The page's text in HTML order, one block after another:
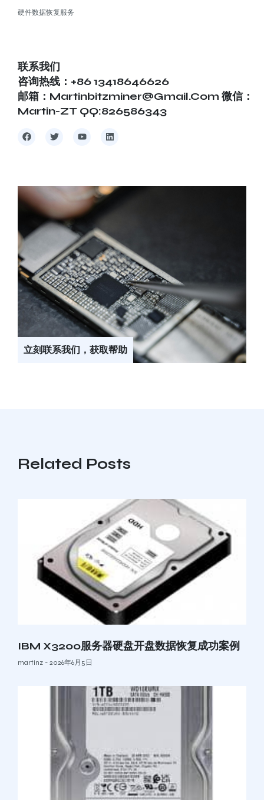
硬件数据恢复服务
联系我们
咨询热线：+86 13418646626
邮箱：martinbitzminer@gmail.com 微信：
Martin-ZT QQ:826586343
立刻联系我们，获取帮助
Related Posts
IBM X3200服务器硬盘开盘数据恢复成功案例
martinz 2026年6月5日